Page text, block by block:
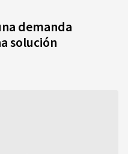
demanda
solución